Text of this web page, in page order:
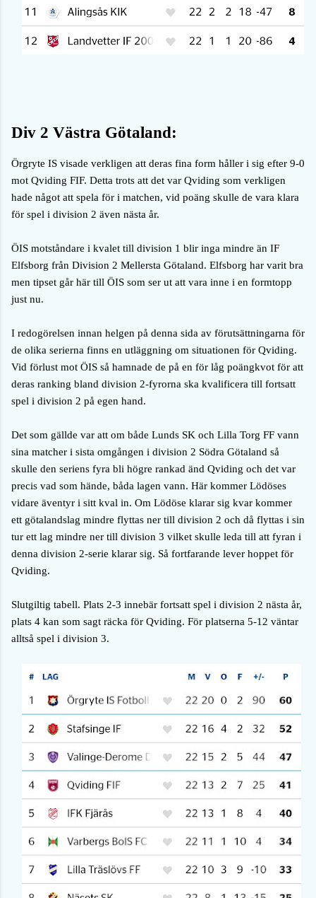
Div 2 Västra Götaland:
Örgryte IS visade verkligen att deras fina form håller i sig efter 9-0
mot Qviding FIF. Detta trots att det var Qviding som verkligen
hade något att spela för i matchen, vid poäng skulle de vara klara
för spel i division 2 även nästa år.
ÖIS motståndare i kvalet till division 1 blir inga mindre än IF
Elfsborg från Division 2 Mellersta Götaland. Elfsborg har varit bra
men tipset går här till ÖIS som ser ut att vara inne i en formtopp
just nu.
I redogörelsen innan helgen på denna sida av förutsättningarna för
de olika serierna finns en utläggning om situationen för Qviding.
Vid förlust mot ÖIS så hamnade de på en för låg poängkvot för att
deras ranking bland division 2-fyrorna ska kvalificera till fortsatt
spel i division 2 på egen hand.
Det som gällde var att om både Lunds SK och Lilla Torg FF vann
sina matcher i sista omgången i division 2 Södra Götaland så
skulle den seriens fyra bli högre rankad änd Qviding och det var
precis vad som hände, båda lagen vann. Här kommer Lödöses
vidare äventyr i sitt kval in. Om Lödöse klarar sig kvar kommer
ett götalandslag mindre flyttas ner till division 2 och då flyttas i sin
tur ett lag mindre ner till division 3 vilket skulle leda till att fyran i
denna division 2-serie klarar sig. Så fortfarande lever hoppet för
Qviding.
Slutgiltig tabell. Plats 2-3 innebär fortsatt spel i division 2 nästa år,
plats 4 kan som sagt räcka för Qviding. För platserna 5-12 väntar
alltså spel i division 3.